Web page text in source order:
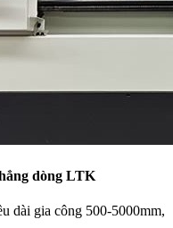
dòng LTK
dài gia công 500-5000mm,